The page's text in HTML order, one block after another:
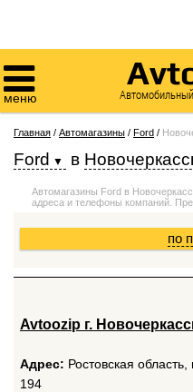

меню
Главная / Автомагазины / Ford /
Ford в
Автомагазины Ford в
адреса и телефоны компаний.
по
Avtoozip г.
Адрес: Ростовская область,
194